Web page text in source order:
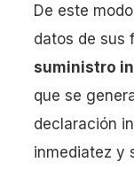
De este
datos de sus
suministro
que se
declaración
inmediatez y